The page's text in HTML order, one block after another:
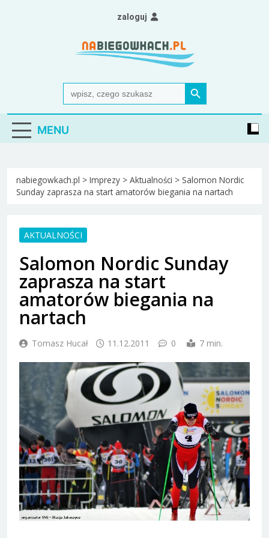
Nabiegowkach.pl
portal miłośników narciarstwa biegowego
Search
for:
Search Button
zaloguj
MENU
nabiegowkach.pl > Imprezy > Aktualności > Salomon Nordic
Sunday zaprasza na start amatorów biegania na nartach
AKTUALNOŚCI
Salomon Nordic Sunday
zaprasza na start
amatorów biegania na
nartach
Tomasz Hucał 11.12.2011 0 7 min.